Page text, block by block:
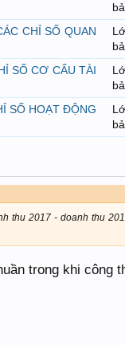
CHỈ SỐ QUAN
SỐ CƠ CẤU TÀI
SỐ HOẠT ĐỘNG
thu 2017 - doanh thu
trong khi công